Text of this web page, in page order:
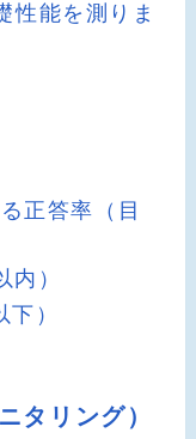
性能を測りま
正答率（目
）
）
タリング）